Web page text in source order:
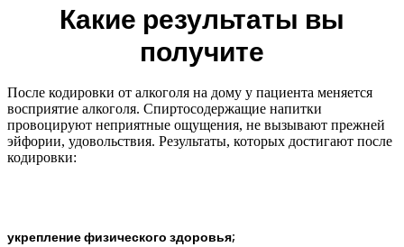
Какие результаты вы
получите
После кодировки от алкоголя на дому у пациента меняется
восприятие алкоголя. Спиртосодержащие напитки
провоцируют неприятные ощущения, не вызывают прежней
эйфории, удовольствия. Результаты, которых достигают после
кодировки:
укрепление физического здоровья;